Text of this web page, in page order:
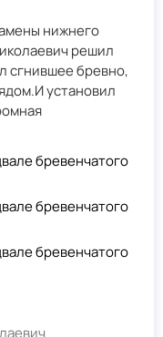
нижнего
сгнившее бревно,
установил